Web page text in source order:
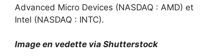
Advanced Micro Devices (NASDAQ : AMD) et
Intel (NASDAQ : INTC).
Image en vedette via Shutterstock